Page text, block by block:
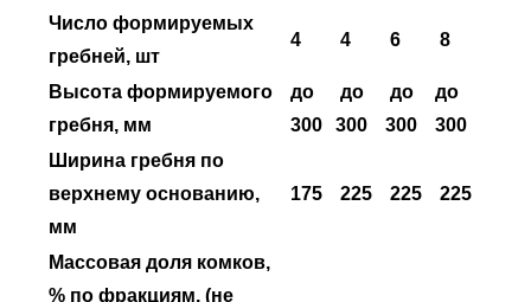
Число формируемых
гребней, шт
4 4 6 8
Высота формируемого
гребня, мм
до
300
до
300
до
300
до
300
Ширина гребня по
верхнему основанию,
мм
175 225 225 225
Массовая доля комков,
% по фракциям, (не